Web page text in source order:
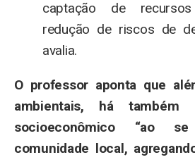
captação de
redução de riscos de
avalia.
O professor aponta que
ambientais, há também
socioeconômico “ao
comunidade local,